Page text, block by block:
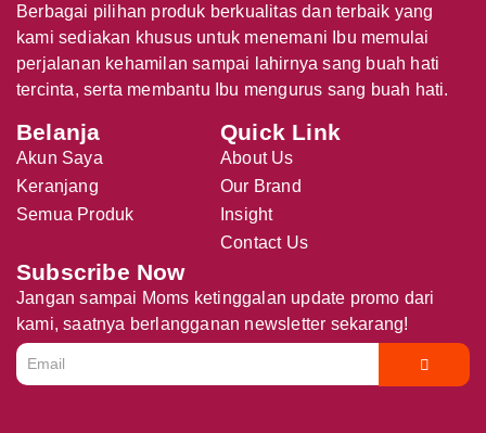
Berbagai pilihan produk berkualitas dan terbaik yang
kami sediakan khusus untuk menemani Ibu memulai
perjalanan kehamilan sampai lahirnya sang buah hati
tercinta, serta membantu Ibu mengurus sang buah hati.
Belanja
Akun Saya
Keranjang
Semua Produk
Quick Link
About Us
Our Brand
Insight
Contact Us
Subscribe Now
Jangan sampai Moms ketinggalan update promo dari
kami, saatnya berlangganan newsletter sekarang!